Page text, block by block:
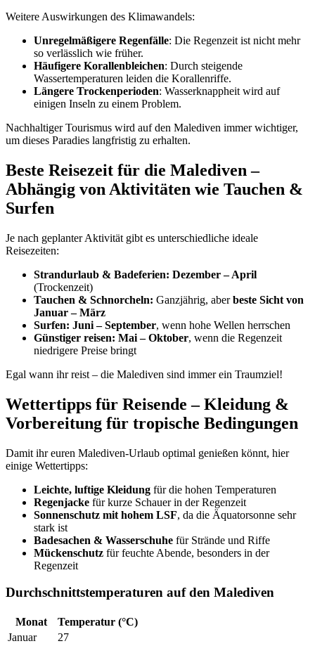
Weitere Auswirkungen des Klimawandels:
Unregelmäßigere Regenfälle: Die Regenzeit ist nicht mehr
so verlässlich wie früher.
Häufigere Korallenbleichen: Durch steigende
Wassertemperaturen leiden die Korallenriffe.
Längere Trockenperioden: Wasserknappheit wird auf
einigen Inseln zu einem Problem.
Nachhaltiger Tourismus wird auf den Malediven immer wichtiger,
um dieses Paradies langfristig zu erhalten.
Beste Reisezeit für die Malediven –
Abhängig von Aktivitäten wie Tauchen &
Surfen
Je nach geplanter Aktivität gibt es unterschiedliche ideale
Reisezeiten:
Strandurlaub & Badeferien: Dezember – April
(Trockenzeit)
Tauchen & Schnorcheln: Ganzjährig, aberbeste Sicht von
Januar – März
Surfen: Juni – September, wenn hohe Wellen herrschen
Günstiger reisen: Mai – Oktober, wenn die Regenzeit
niedrigere Preise bringt
Egal wann ihr reist – die Malediven sind immer ein Traumziel!
Wettertipps für Reisende – Kleidung &
Vorbereitung für tropische Bedingungen
Damit ihr euren Malediven-Urlaub optimal genießen könnt, hier
einige Wettertipps:
Leichte, luftige Kleidung für die hohen Temperaturen
Regenjacke für kurze Schauer in der Regenzeit
Sonnenschutz mit hohem LSF, da die Äquatorsonne sehr
stark ist
Badesachen & Wasserschuhe für Strände und Riffe
Mückenschutz für feuchte Abende, besonders in der
Regenzeit
Durchschnittstemperaturen auf den Malediven
Monat
Temperatur (°C)
Januar
27